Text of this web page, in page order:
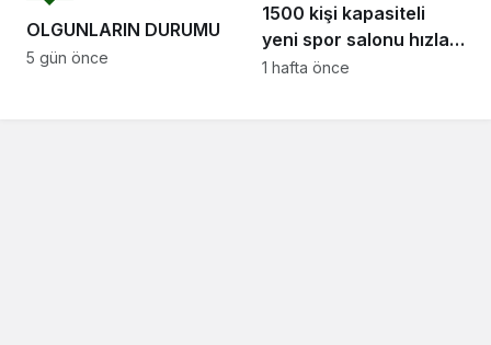
OLGUNLARIN DURUMU
5 gün önce
1500 kişi kapasiteli
yeni spor salonu hızla
yükseliyor: “Salon
1 hafta önce